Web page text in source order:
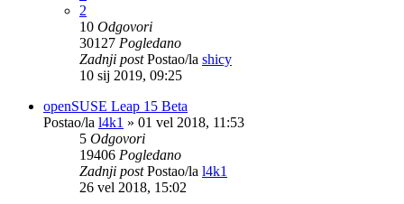
2
10 Odgovori
30127 Pogledano
Zadnji postPostao/la shicy
10 sij 2019, 09:25
openSUSE Leap 15 Beta
Postao/la l4k1 » 01 vel 2018, 11:53
5 Odgovori
19406 Pogledano
Zadnji postPostao/la l4k1
26 vel 2018, 15:02